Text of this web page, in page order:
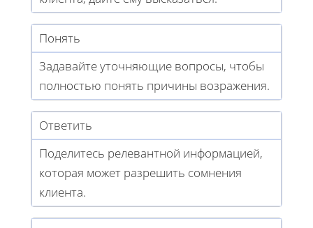
Понять
Задавайте уточняющие вопросы, чтобы
полностью понять причины возражения.
Ответить
Поделитесь релевантной информацией,
которая может разрешить сомнения
клиента.